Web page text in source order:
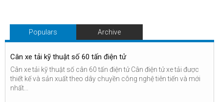
Populars Archive
Cân xe tải kỹ thuật số 60 tấn điện tử
Cân xe tải kỹ thuật số cân 60 tấn điện tử Cân điện tử xe tải được
thiết kế và sản xuất theo dây chuyền công nghệ tiên tiến và mới
nhất...